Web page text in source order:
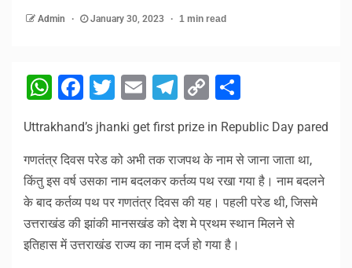
Admin January 30, 2023 1 min read
WhatsApp
Facebook
Twitter
EmailTelegram
Copy
Uttrakhand’s jhanki get first prize in Republic Day pared
गणतंत्र दिवस परेड को अभी तक राजपथ के नाम से जाना जाता था,
किंतु इस वर्ष उसका नाम बदलकर कर्तव्य पथ रखा गया है। नाम बदलने
के बाद कर्तव्य पथ पर गणतंत्र दिवस की यह। पहली परेड थी, जिसमे
उत्तराखंड की झांकी मानसखंड को देश मे प्रथम स्थान मिलने से
इतिहास में उत्तराखंड राज्य का नाम दर्ज हो गया है।